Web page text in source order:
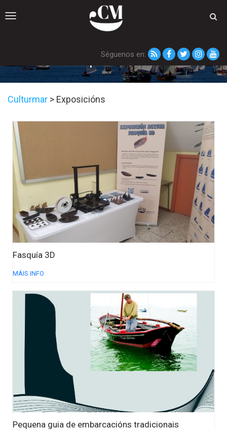
Toggle
Séguenos en:
Exposicións
Culturmar > Exposicións
Fasquía 3D
MÁIS INFO
Pequena guia de embarcacións tradicionais